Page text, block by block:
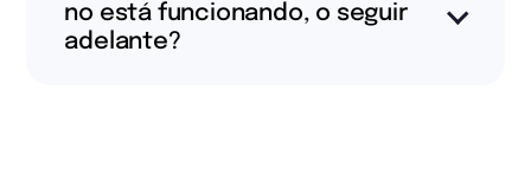
no está funcionando, o seguir
adelante?